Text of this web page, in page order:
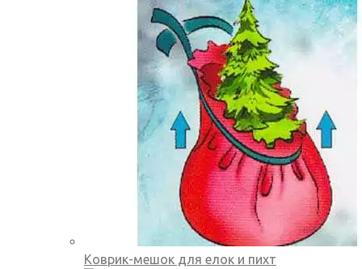
Коврик-мешок для елок и пихт